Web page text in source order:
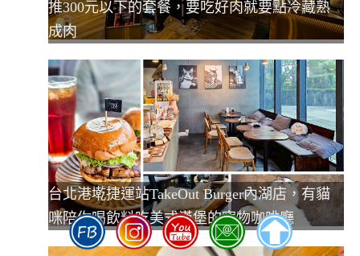
推300元以下的套餐，要吃好肉就要點冷藏熟
成肉
台北港墘捷運站TakeOut Burger內湖店，有貓
咪陪你喝飲料吃美式漢堡的寵物咖啡廳